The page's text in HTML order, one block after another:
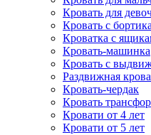
Кровать для
Кровать с
Кроватка с
Кровать-машинка
Кровать с
Раздвижная
Кровать-чердак
Кровать
Кровати от 4 лет
Кровати от 5 лет